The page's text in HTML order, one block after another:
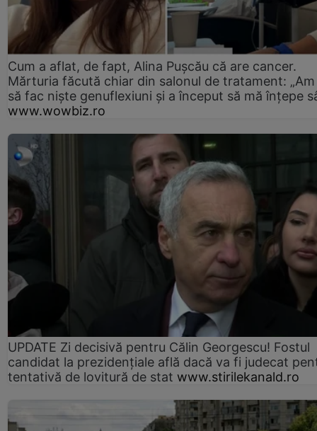
Cum a aflat, de fapt, Alina Pușcău că are cancer.
Mărturia făcută chiar din salonul de tratament:
să fac niște genuflexiuni și a început să mă înțepe
www.wowbiz.ro
UPDATE Zi decisivă pentru Călin Georgescu! Fostul
candidat la prezidențiale află dacă va fi judecat
tentativă de lovitură de stat www.stirilekanald.ro